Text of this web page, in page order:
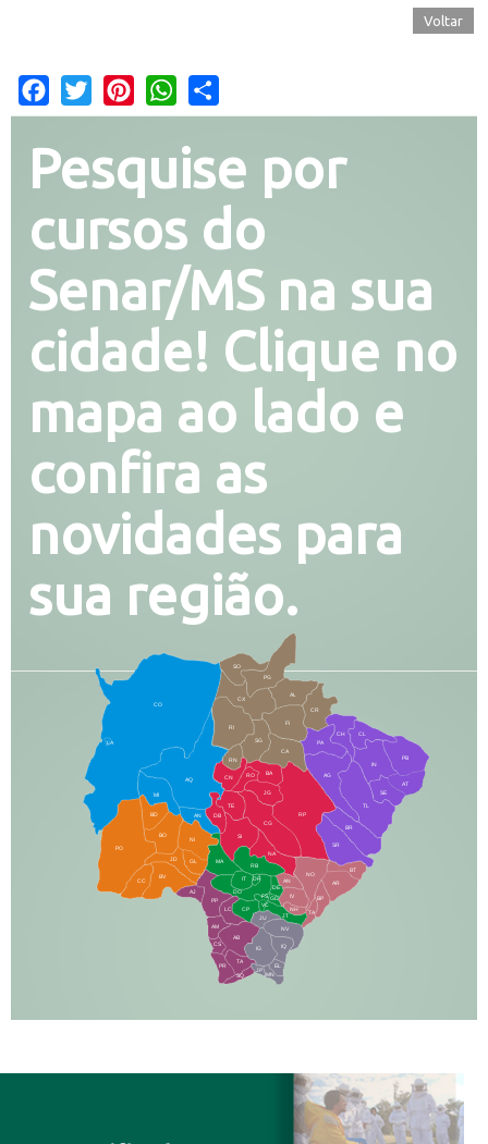
Voltar
Facebook
Twitter PinterestWhatsApp
Pesquise por
cursos do
Senar/MS na sua
cidade! Clique no
mapa ao lado e
confira as
novidades para
sua região.
CO
AQ
MI
AN
CX
RI
AL
CR
FI
SG
BA
CA
PA
CH CL
PB
SE
TL
AG
BR
SR
BT
AR
RP
RO
JG
CG
SI
NA
TA
NH
JT
RB
MA
IT
DR
DO
CP
JU
NV
IQ
EL
BD
BO
NI
JD
PO
BV
CC
PP
AJ
LC
AM
AB
JP
DB
TE
CS
PR
TA
SQ
IG
MN
IN
NO
BP
RN
CN
GL
AN
IV
FS
VC
GD
DE
AT
PG
SO
LA